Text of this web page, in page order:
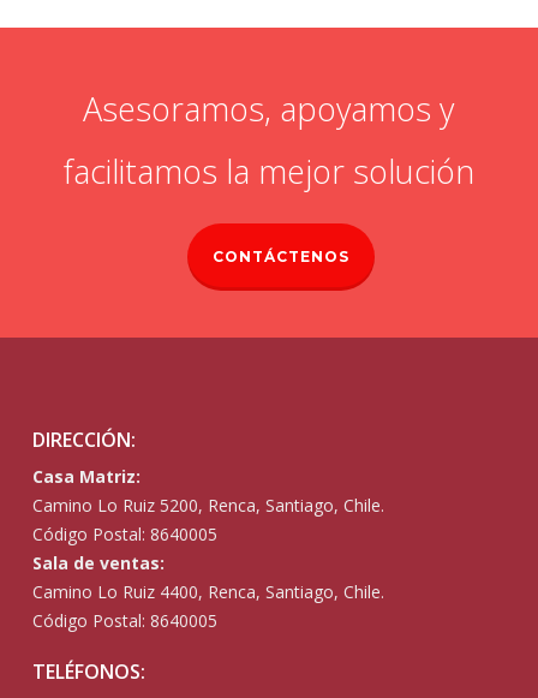
Asesoramos, apoyamos y
facilitamos la mejor solución
CONTÁCTENOS
DIRECCIÓN:
Casa Matriz:
Camino Lo Ruiz 5200, Renca, Santiago, Chile.
Código Postal: 8640005
Sala de ventas:
Camino Lo Ruiz 4400, Renca, Santiago, Chile.
Código Postal: 8640005
TELÉFONOS: